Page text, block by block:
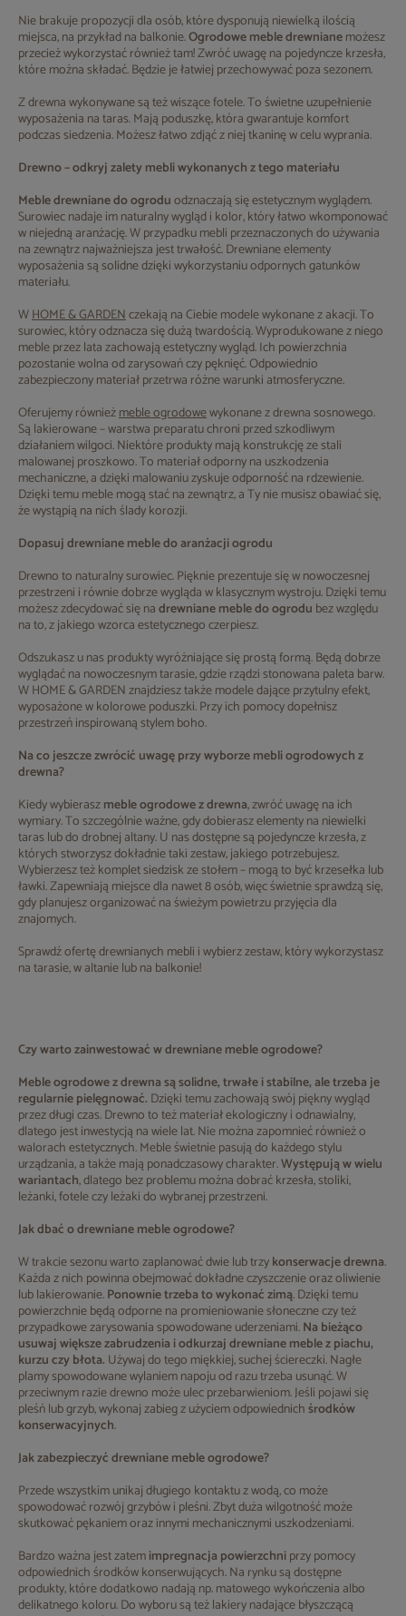
Nie brakuje propozycji dla osób, które dysponują niewielką ilością
miejsca, na przykład na balkonie.Ogrodowe meble drewnianemożesz
przecież wykorzystać również tam! Zwróć uwagę na pojedyncze krzesła,
które można składać. Będzie je łatwiej przechowywać poza sezonem.
Z drewna wykonywane są też wiszące fotele. To świetne uzupełnienie
wyposażenia na taras. Mają poduszkę, która gwarantuje komfort
podczas siedzenia. Możesz łatwo zdjąć z niej tkaninę w celu wyprania.
Drewno – odkryj zalety mebli wykonanych z tego materiału
Meble drewniane do ogroduodznaczają się estetycznym wyglądem.
Surowiec nadaje im naturalny wygląd i kolor, który łatwo wkomponować
w niejedną aranżację. W przypadku mebli przeznaczonych do używania
na zewnątrz najważniejsza jest trwałość. Drewniane elementy
wyposażenia są solidne dzięki wykorzystaniu odpornych gatunków
materiału.
WHOME & GARDENczekają na Ciebie modele wykonane z akacji. To
surowiec, który odznacza się dużą twardością. Wyprodukowane z niego
meble przez lata zachowają estetyczny wygląd. Ich powierzchnia
pozostanie wolna od zarysowań czy pęknięć. Odpowiednio
zabezpieczony materiał przetrwa różne warunki atmosferyczne.
Oferujemy równieżmeble ogrodowewykonane z drewna sosnowego.
Są lakierowane – warstwa preparatu chroni przed szkodliwym
działaniem wilgoci. Niektóre produkty mają konstrukcję ze stali
malowanej proszkowo. To materiał odporny na uszkodzenia
mechaniczne, a dzięki malowaniu zyskuje odporność na rdzewienie.
Dzięki temu meble mogą stać na zewnątrz, a Ty nie musisz obawiać się,
że wystąpią na nich ślady korozji.
Dopasuj drewniane meble do aranżacji ogrodu
Drewno to naturalny surowiec. Pięknie prezentuje się w nowoczesnej
przestrzeni i równie dobrze wygląda w klasycznym wystroju. Dzięki temu
możesz zdecydować się nadrewniane meble do ogrodu bez względu
na to, z jakiego wzorca estetycznego czerpiesz.
Odszukasz u nas produkty wyróżniające się prostą formą. Będą dobrze
wyglądać na nowoczesnym tarasie, gdzie rządzi stonowana paleta barw.
W HOME & GARDEN znajdziesz także modele dające przytulny efekt,
wyposażone w kolorowe poduszki. Przy ich pomocy dopełnisz
przestrzeń inspirowaną stylem boho.
Na co jeszcze zwrócić uwagę przy wyborze mebli ogrodowych z
drewna?
Kiedy wybieraszmeble ogrodowe z drewna, zwróć uwagę na ich
wymiary. To szczególnie ważne, gdy dobierasz elementy na niewielki
taras lub do drobnej altany. U nas dostępne są pojedyncze krzesła, z
których stworzysz dokładnie taki zestaw, jakiego potrzebujesz.
Wybierzesz też komplet siedzisk ze stołem – mogą to być krzesełka lub
ławki. Zapewniają miejsce dla nawet 8 osób, więc świetnie sprawdzą się,
gdy planujesz organizować na świeżym powietrzu przyjęcia dla
znajomych.
Sprawdź ofertę drewnianych mebli i wybierz zestaw, który wykorzystasz
na tarasie, w altanie lub na balkonie!
Czy warto zainwestować w drewniane meble ogrodowe?
Meble ogrodowe z drewna są solidne, trwałe i stabilne, ale trzeba je
regularnie pielęgnować. Dzięki temu zachowają swój piękny wygląd
przez długi czas. Drewno to też materiał ekologiczny i odnawialny,
dlatego jest inwestycją na wiele lat. Nie można zapomnieć również o
walorach estetycznych. Meble świetnie pasują do każdego stylu
urządzania, a także mają ponadczasowy charakter.Występują w wielu
wariantach, dlatego bez problemu można dobrać krzesła, stoliki,
leżanki, fotele czy leżaki do wybranej przestrzeni.
Jak dbać o drewniane meble ogrodowe?
W trakcie sezonu warto zaplanować dwie lub trzykonserwacje drewna.
Każda z nich powinna obejmować dokładne czyszczenie oraz oliwienie
lub lakierowanie.Ponownie trzeba to wykonać zimą. Dzięki temu
powierzchnie będą odporne na promieniowanie słoneczne czy też
przypadkowe zarysowania spowodowane uderzeniami.Na bieżąco
usuwaj większe zabrudzenia i odkurzaj drewniane meble z piachu,
kurzu czy błota. Używaj do tego miękkiej, suchej ściereczki. Nagłe
plamy spowodowane wylaniem napoju od razu trzeba usunąć. W
przeciwnym razie drewno może ulec przebarwieniom. Jeśli pojawi się
pleśń lub grzyb, wykonaj zabieg z użyciem odpowiednichśrodków
konserwacyjnych.
Jak zabezpieczyć drewniane meble ogrodowe?
Przede wszystkim unikaj długiego kontaktu z wodą, co może
spowodować rozwój grzybów i pleśni. Zbyt duża wilgotność może
skutkować pękaniem oraz innymi mechanicznymi uszkodzeniami.
Bardzo ważna jest zatemimpregnacja powierzchniprzy pomocy
odpowiednich środków konserwujących. Na rynku są dostępne
produkty, które dodatkowo nadają np. matowego wykończenia albo
delikatnego koloru. Do wyboru są też lakiery nadające błyszczącą